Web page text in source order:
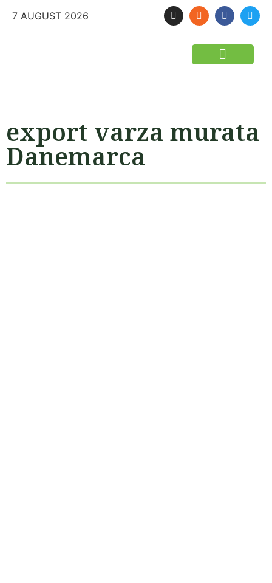
7 AUGUST 2026
export varza murata
Danemarca